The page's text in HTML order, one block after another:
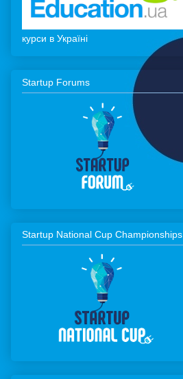
курси в Україні
Startup Forums
Startup National Cup Championships